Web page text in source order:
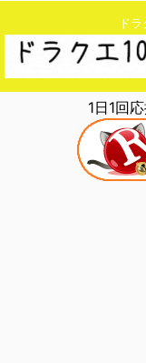
ド
1日1回